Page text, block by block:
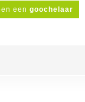
een goochelaar